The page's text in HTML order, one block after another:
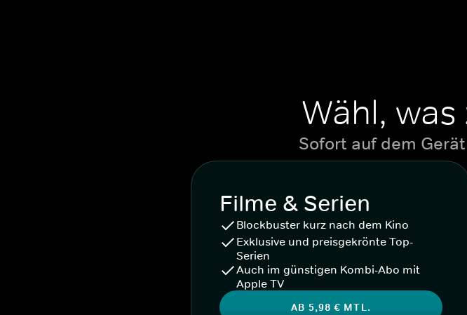
Wähl,
Sofort auf dem
Filme & Serien
Blockbuster kurz nach dem Kino
Exklusive und preisgekrönte Top-
Serien
Auch im günstigen Kombi-Abo mit
Apple TV
AB 5,98 € MTL.